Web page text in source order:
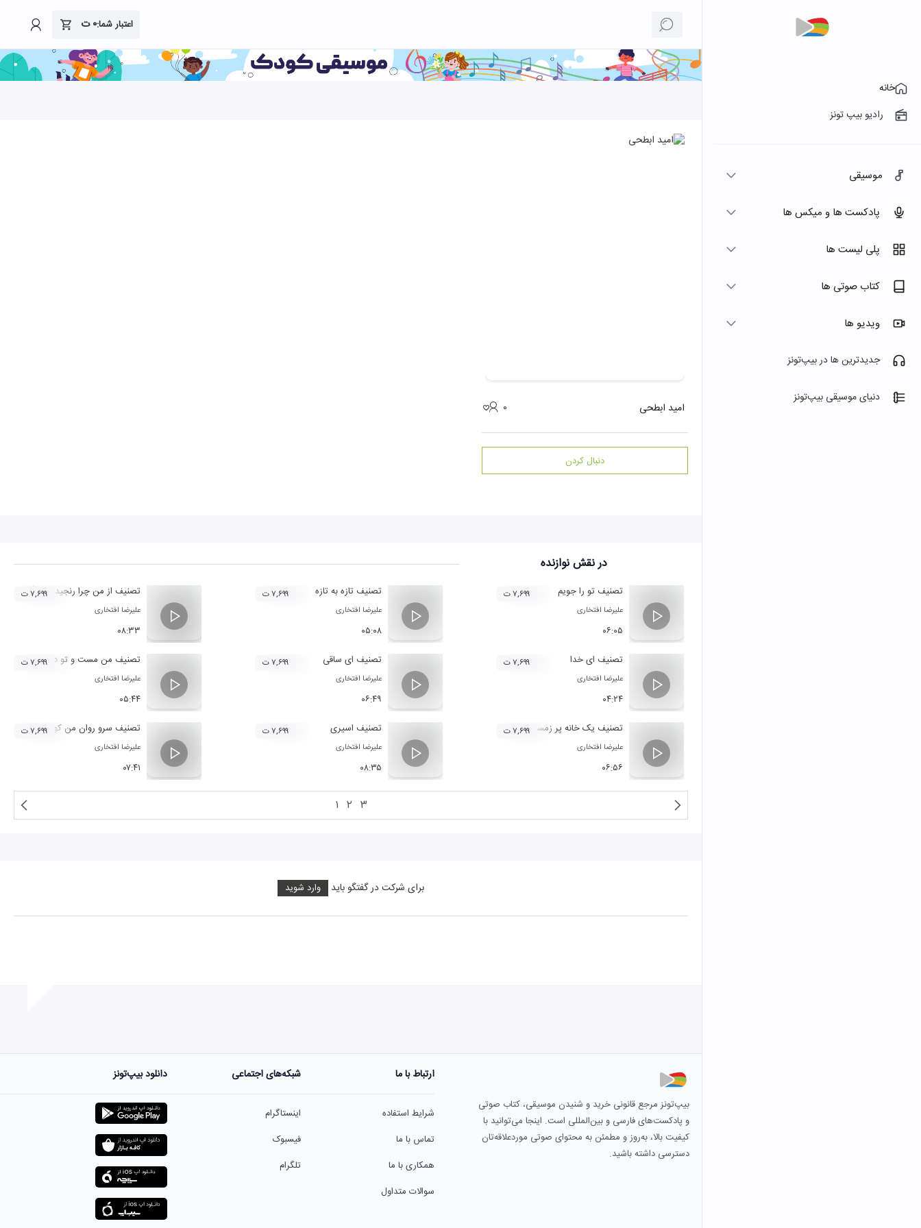
اعتبار شما:۰ت
خانه
رادیو بیپ تونز
موسیقی
پادکست ها و میکس ها
پلی لیست ها
کتاب صوتی ها
ویدیو ها
جدیدترین ها در بیپ‌تونز
دنیای موسیقی بیپ‌تونز
امید ابطحی ۰
دنبال کردن
در نقشنوازنده
تصنیف تو را جویم
علیرضا افتخاری
۰۶:۰۵
۷,۶۹۹ ت تصنیف تازه به تازه
علیرضا افتخاری
۰۵:۰۸
۷,۶۹۹ ت تصنیف از من چرا رنجیده ای (سر
علیرضا افتخاری
۰۸:۳۳
۷,۶۹۹ ت
تصنیف ای خدا
علیرضا افتخاری
۰۴:۲۴
۷,۶۹۹ ت تصنیف ای ساقی
علیرضا افتخاری
۰۶:۴۹
۷,۶۹۹ ت تصنیف من مست و تو دیوانه
علیرضا افتخاری
۰۵:۴۴
۷,۶۹۹ ت
تصنیف یک خانه پر زمستان
علیرضا افتخاری
۰۶:۵۶
۷,۶۹۹ ت تصنیف اسیری
علیرضا افتخاری
۰۸:۳۵
۷,۶۹۹ ت تصنیف سرو روان من کو (سر اساس
علیرضا افتخاری
۰۷:۴۱
۷,۶۹۹ ت
۱ ۲ ۳
برای شرکت در گفتگو باید وارد شوید
هنوز نظری به ثبت نرسیده‌است.
بیپ‌تونز مرجع قانونی خرید و شنیدن موسیقی، کتاب صوتی
و پادکست‌های فارسی و بین‌المللی است. اینجا می‌توانید با
کیفیت بالا، به‌روز و مطمئن به محتوای صوتی موردعلاقه‌تان
دسترسی داشته باشید.
ارتباط با ما
شرایط استفاده
تماس با ما
همکاری با ما
سوالات متداول
شبکه‌های اجتماعی
اینستاگرام
فیسبوک
تلگرام
دانلود بیپ‌تونز